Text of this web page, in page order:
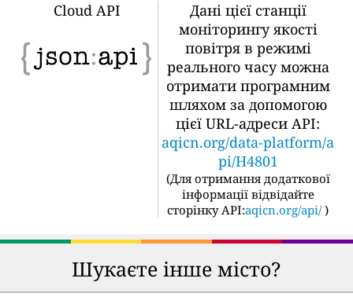
Cloud API
Дані цієї станції
моніторингу якості
повітря в режимі
реального часу можна
отримати програмним
шляхом за допомогою
цієї URL-адреси API:
aqicn.org/data-platform/a
pi/H4801
(Для отримання додаткової
інформації відвідайте
сторінку API:aqicn.org/api/ )
Шукаєте інше місто?